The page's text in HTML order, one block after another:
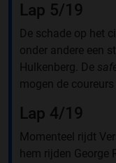
Lap 5/19
De schade op het
onder andere een
Hulkenberg. De
mogen de
Lap 4/19
Momenteel rijdt
hem rijden George